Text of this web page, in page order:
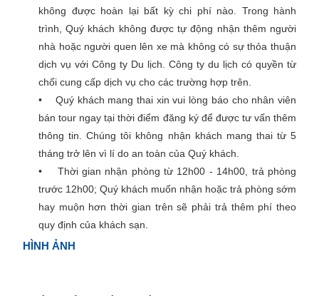
không được hoàn lại bất kỳ chi phí nào. Trong hành
trình, Quý khách không được tự động nhận thêm người
nhà hoặc người quen lên xe mà không có sự thỏa thuận
dịch vụ với Công ty Du lịch. Công ty du lịch có quyền từ
chối cung cấp dịch vụ cho các trường hợp trên.
• Quý khách mang thai xin vui lòng báo cho nhân viên
bán tour ngay tại thời điểm đăng ký để được tư vấn thêm
thông tin. Chúng tôi không nhận khách mang thai từ 5
tháng trở lên vì lí do an toàn của Quý khách.
• Thời gian nhận phòng từ 12h00 - 14h00, trả phòng
trước 12h00; Quý khách muốn nhận hoặc trả phòng sớm
hay muộn hơn thời gian trên sẽ phải trả thêm phí theo
quy định của khách sạn.
HÌNH ẢNH